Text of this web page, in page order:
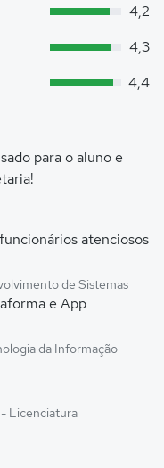
4,2
4,3
4,4
para o aluno e
atenciosos
de Sistemas
e App
da Informação
- Licenciatura